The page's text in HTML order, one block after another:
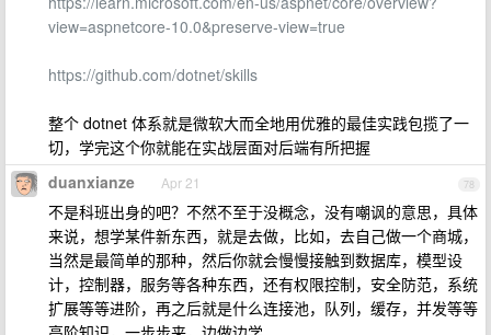
view=aspnetcore-10.0&preserve-view=true
https://github.com/dotnet/skills
整个 dotnet 体系就是微软大而全地用优雅的最佳实践包揽了一
切，学完这个你就能在实战层面对后端有所把握
78
duanxianze Apr 21
不是科班出身的吧？不然不至于没概念，没有嘲讽的意思，具体
来说，想学某件新东西，就是去做，比如，去自己做一个商城，
当然是最简单的那种，然后你就会慢慢接触到数据库，模型设
计，控制器，服务等各种东西，还有权限控制，安全防范，系统
扩展等等进阶，再之后就是什么连接池，队列，缓存，并发等等